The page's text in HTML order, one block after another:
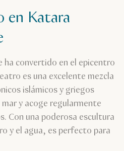
en Katara
ha convertido en el epicentro
es una excelente mezcla
islámicos y griegos
y acoge regularmente
Con una poderosa escultura
y el agua, es perfecto para